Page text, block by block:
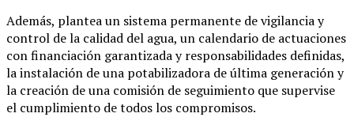
Además, plantea un sistema permanente de vigilancia y
control de la calidad del agua, un calendario de actuaciones
con financiación garantizada y responsabilidades definidas,
la instalación de una potabilizadora de última generación y
la creación de una comisión de seguimiento que supervise
el cumplimiento de todos los compromisos.